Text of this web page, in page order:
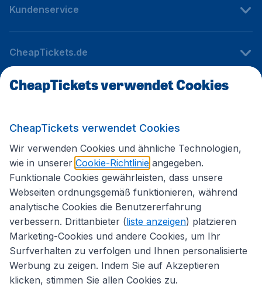
Kundenservice
CheapTickets.de
Internationale Webseiten
Folgen Sie uns:
CheapTickets verwendet Cookies
CheapTickets verwendet Cookies
Wir verwenden Cookies und ähnliche Technologien,
wie in unserer Cookie-Richtlinie angegeben.
Funktionale Cookies gewährleisten, dass unsere
Webseiten ordnungsgemäß funktionieren, während
analytische Cookies die Benutzererfahrung
verbessern. Drittanbieter (liste anzeigen) platzieren
Marketing-Cookies und andere Cookies, um Ihr
Surfverhalten zu verfolgen und Ihnen personalisierte
Werbung zu zeigen. Indem Sie auf Akzeptieren
klicken, stimmen Sie allen Cookies zu.